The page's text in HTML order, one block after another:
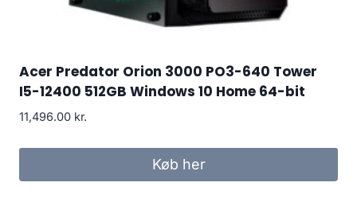
Acer Predator Orion 3000 PO3-640 Tower
I5-12400 512GB Windows 10 Home 64-bit
11,496.00 kr.
Køb her